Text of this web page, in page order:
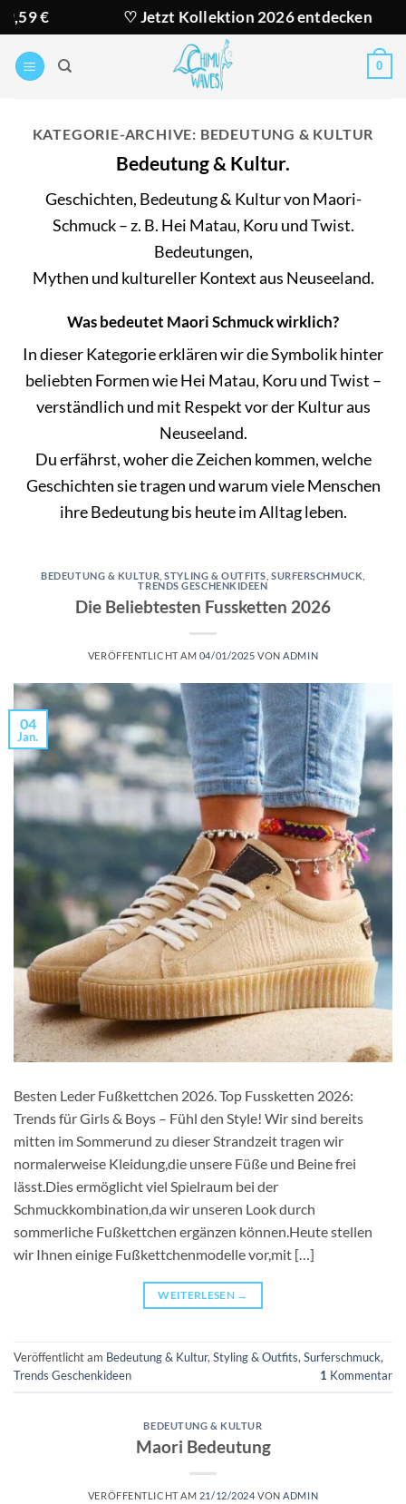
Zum
Inhalt
springen
♡ Jetzt Kollektion 2026 entdecken
0
KATEGORIE-ARCHIVE: BEDEUTUNG & KULTUR
Bedeutung & Kultur.
Geschichten, Bedeutung & Kultur von Maori-
Schmuck – z. B. Hei Matau, Koru und Twist.
Bedeutungen,
Mythen und kultureller Kontext aus Neuseeland.
Was bedeutet Maori Schmuck wirklich?
In dieser Kategorie erklären wir die Symbolik hinter
beliebten Formen wie Hei Matau, Koru und Twist –
verständlich und mit Respekt vor der Kultur aus
Neuseeland.
Du erfährst, woher die Zeichen kommen, welche
Geschichten sie tragen und warum viele Menschen
ihre Bedeutung bis heute im Alltag leben.
BEDEUTUNG & KULTUR ,STYLING & OUTFITS ,SURFERSCHMUCK
TRENDS GESCHENKIDEEN
Die Beliebtesten Fussketten 2026
VERÖFFENTLICHT AM 04/01/2025 VONADMIN
04
Jan.
Besten Leder Fußkettchen 2026. Top Fussketten 2026:
Trends für Girls & Boys – Fühl den Style! Wir sind bereits
mitten im Sommerund zu dieser Strandzeit tragen wir
normalerweise Kleidung,die unsere Füße und Beine frei
lässt.Dies ermöglicht viel Spielraum bei der
Schmuckkombination,da wir unseren Look durch
sommerliche Fußkettchen ergänzen können.Heute stellen
wir Ihnen einige Fußkettchenmodelle vor,mit […]
WEITERLESEN →
Veröffentlicht am Bedeutung & Kultur,Styling & Outfits,Surferschmuck,
Trends Geschenkideen
1 Kommentar
BEDEUTUNG & KULTUR
Maori Bedeutung
VERÖFFENTLICHT AM 21/12/2024VONADMIN